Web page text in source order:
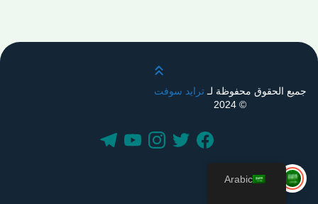
قم بالتمرير لأعلى
جميع الحقوق محفوظة لـترايد سوفت
© 2024
Arabic